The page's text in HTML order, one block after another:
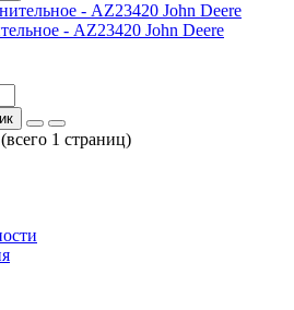
- AZ23420 John Deere
1 страниц)